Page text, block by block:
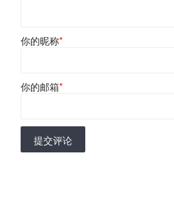
你的昵称*
你的邮箱*
提交评论